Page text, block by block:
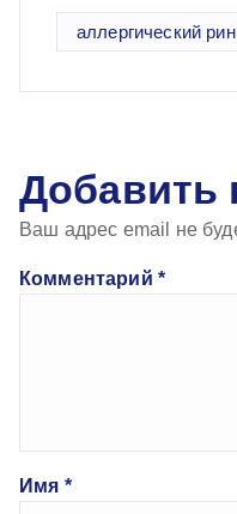
аллергический
Добавить
Ваш адрес email не
Комментарий *
Имя *